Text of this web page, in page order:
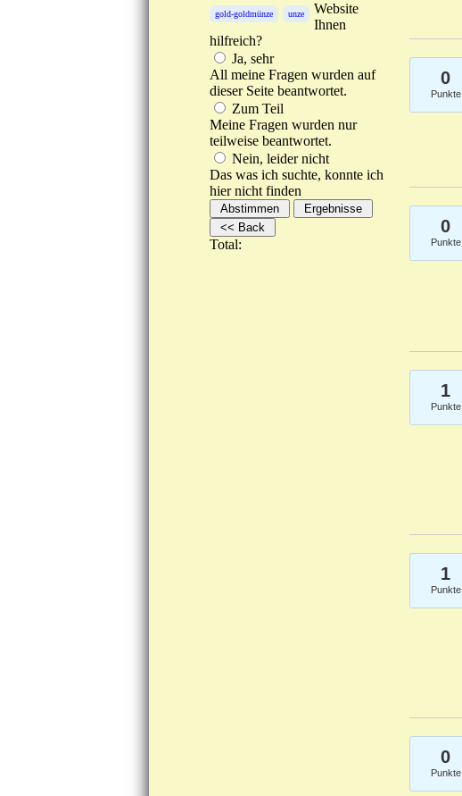
gold-goldmünze unze
Website
Ihnen
hilfreich?
Ja, sehr
All meine Fragen wurden auf
dieser Seite beantwortet.
Zum Teil
Meine Fragen wurden nur
teilweise beantwortet.
Nein, leider nicht
Das was ich suchte, konnte ich
hier nicht finden
Total:
0
Punkte
0
Punkte
1
Punkte
1
Punkte
0
Punkte